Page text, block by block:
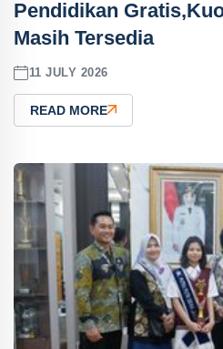
Pendidikan
Masih Tersedia
11 JULY 2026
READ MORE